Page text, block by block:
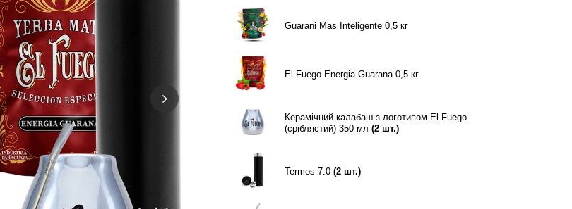
Guarani Mas Inteligente 0,5 кг
El Fuego Energia Guarana 0,5 кг
Керамічний калабаш з логотипом El Fuego
(сріблястий) 350 мл (2 шт.)
Termos 7.0 (2 шт.)